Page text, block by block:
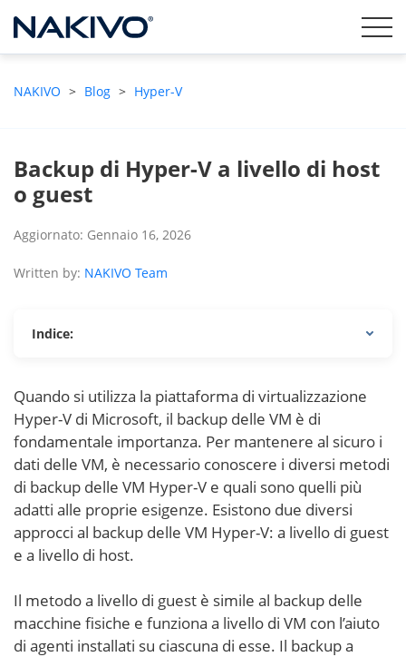
NAKIVO > Blog > Hyper-V
Backup di Hyper-V a livello di host
o guest
Aggiornato: Gennaio 16, 2026
Written by: NAKIVO Team
Indice:
Quando si utilizza la piattaforma di virtualizzazione
Hyper-V di Microsoft, il backup delle VM è di
fondamentale importanza. Per mantenere al sicuro i
dati delle VM, è necessario conoscere i diversi metodi
di backup delle VM Hyper-V e quali sono quelli più
adatti alle proprie esigenze. Esistono due diversi
approcci al backup delle VM Hyper-V: a livello di guest
e a livello di host.
Il metodo a livello di guest è simile al backup delle
macchine fisiche e funziona a livello di VM con l’aiuto
di agenti installati su ciascuna di esse. Il backup a